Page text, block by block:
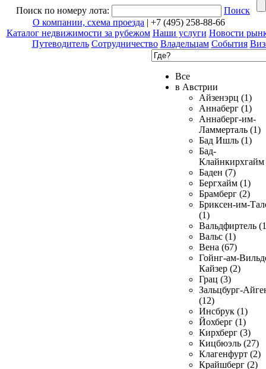
Поиск по номеру лота:
Поиск
О компании, схема проезда | +7 (495) 258-88-66
Каталог недвижимости за рубежом Наши услуги Новости
Путеводитель Сотрудничество Владельцам События
Все
в Австрии
Айзенэрц (1)
Аннаберг (1)
Аннаберг-им-
Ламмерталь (1)
Бад Ишль (1)
Бад-
Клайнкирхгайм
Баден (7)
Бергхайм (1)
Брамберг (2)
Бриксен-им-
(1)
Вальдфиртель
Вальс (1)
Вена (67)
Гойнг-ам-
Кайзер (2)
Грац (3)
Зальцбург-
(12)
Инсбрук (1)
Йохберг (1)
Кирхберг (3)
Кицбюэль (27)
Клагенфурт (2)
Крайшберг (2)